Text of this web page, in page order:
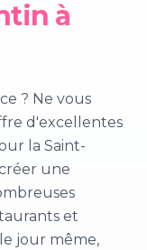
à
? Ne vous
d'excellentes
la Saint-
une
et
jour même,